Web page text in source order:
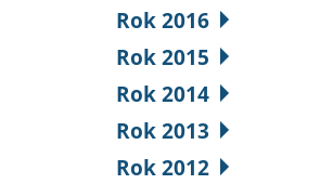
Rok 2016
Rok 2015
Rok 2014
Rok 2013
Rok 2012